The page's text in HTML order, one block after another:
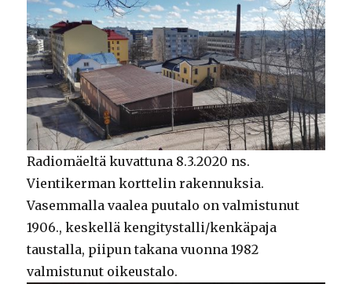
Radiomäeltä kuvattuna 8.3.2020 ns.
Vientikerman korttelin rakennuksia.
Vasemmalla vaalea puutalo on valmistunut
1906., keskellä kengitystalli/kenkäpaja
taustalla, piipun takana vuonna 1982
valmistunut oikeustalo.